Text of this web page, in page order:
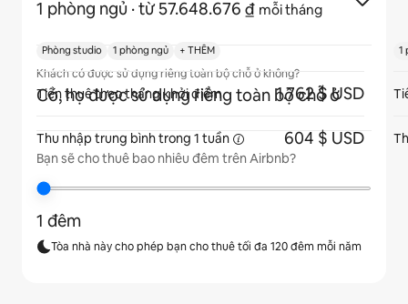
1 phòng ngủ · từ 57.648.676 ₫ mỗi tháng
Khách có được sử dụng riêng toàn bộ chỗ ở không?
Có, họ được sử dụng riêng toàn bộ chỗ ở
Bạn sẽ cho thuê bao nhiêu đêm trên Airbnb?
1 đêm
Tòa nhà này cho phép bạn cho thuê tối đa 120 đêm mỗi năm
Phòng studio 1 phòng ngủ + THÊM
Tiền thuê theo tháng khởi điểm 1.762 $ USD
Thu nhập trung bình trong 1 tuần 604 $ USD
1